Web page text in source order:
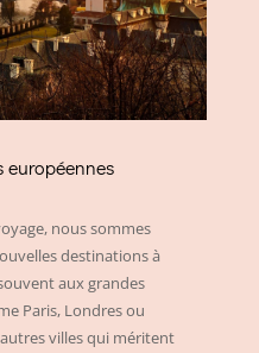
européennes
nous sommes
destinations à
aux grandes
Paris, Londres ou
villes qui méritent